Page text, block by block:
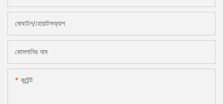
মোবাইল/হোয়াটসঅ্যাপ
কোমপানির নাম
কন্টেন্ট